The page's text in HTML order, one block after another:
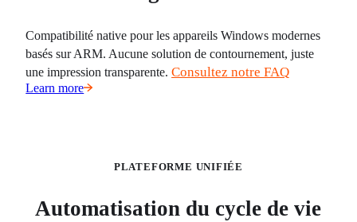
Compatibilité native pour les appareils Windows modernes
basés sur ARM. Aucune solution de contournement, juste
une impression transparente. Consultez notre FAQ
Learn more
PLATEFORME UNIFIÉE
Automatisation du cycle de vie